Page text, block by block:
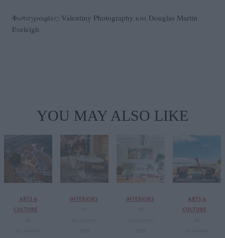
Φωτογραφίες: Valentiny Photography και Douglas Martin
Eveleigh
YOU MAY ALSO LIKE
ARTS &
CULTURE
INTERIORS INTERIORS
ARTS &
CULTURE